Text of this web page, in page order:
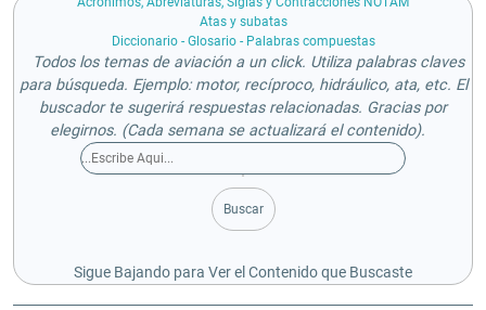
Atas y subatas
Diccionario - Glosario - Palabras compuestas
Todos los temas de aviación a un click. Utiliza palabras claves
para búsqueda. Ejemplo: motor, recíproco, hidráulico, ata, etc. El
buscador te sugerirá respuestas relacionadas. Gracias por
elegirnos. (Cada semana se actualizará el contenido).
Buscar
Sigue Bajando para Ver el Contenido que Buscaste